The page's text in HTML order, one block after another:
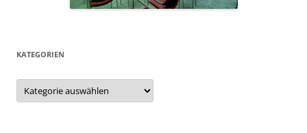
KATEGORIEN
Kategorien